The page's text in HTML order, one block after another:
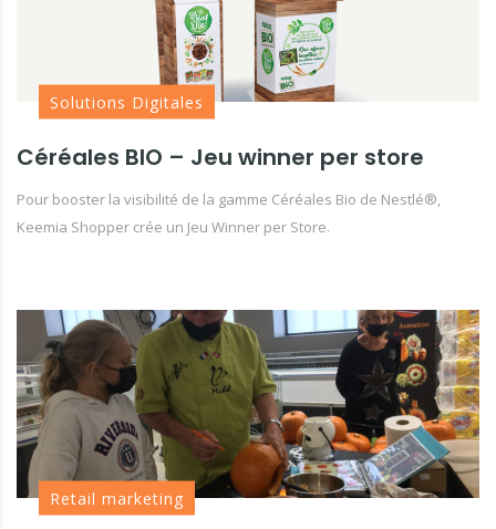
Solutions Digitales
Céréales BIO – Jeu winner per store
Pour booster la visibilité de la gamme Céréales Bio de Nestlé®,
Keemia Shopper crée un Jeu Winner per Store.
Retail marketing